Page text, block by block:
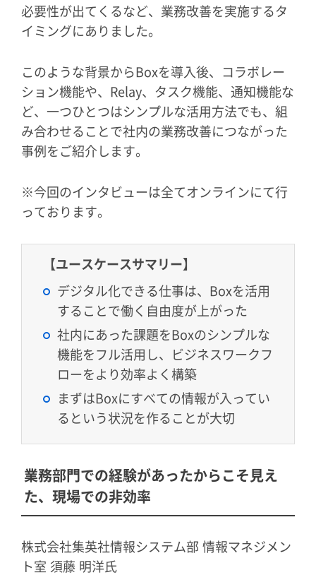
必要性が出てくるなど、業務改善を実施するタ
イミングにありました。
このような背景からBoxを導入後、コラボレー
ション機能や、Relay、タスク機能、通知機能な
ど、一つひとつはシンプルな活用方法でも、組
み合わせることで社内の業務改善につながった
事例をご紹介します。
※今回のインタビューは全てオンラインにて行
っております。
【ユースケースサマリー】
デジタル化できる仕事は、Boxを活用
することで働く自由度が上がった
社内にあった課題をBoxのシンプルな
機能をフル活用し、ビジネスワークフ
ローをより効率よく構築
まずはBoxにすべての情報が入ってい
るという状況を作ることが大切
業務部門での経験があったからこそ見え
た、現場での非効率
株式会社集英社情報システム部 情報マネジメン
ト室 須藤 明洋氏